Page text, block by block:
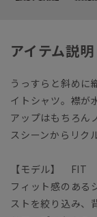
アイテム説明
うっすらと斜めに
イトシャツ。襟が
アップはもちろん
スシーンからリク
【モデル】 FIT
フィット感のある
ストを絞り込み、